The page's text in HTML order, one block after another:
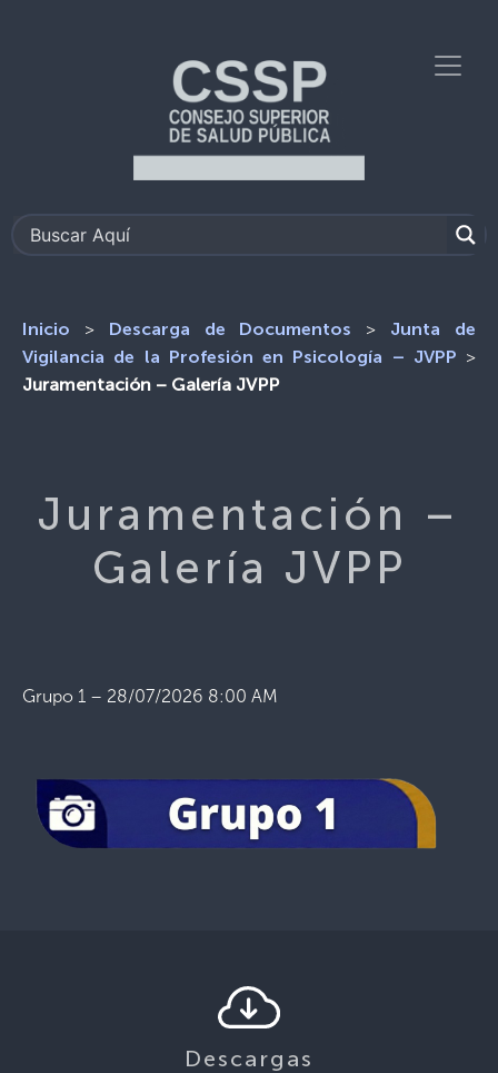
Inicio > Descarga de Documentos >
Junta de
Vigilancia de la Profesión en Psicología – JVPP
>
Juramentación – Galería JVPP
Juramentación –
Galería JVPP
Grupo 1 – 28/07/2026 8:00 AM
Descargas